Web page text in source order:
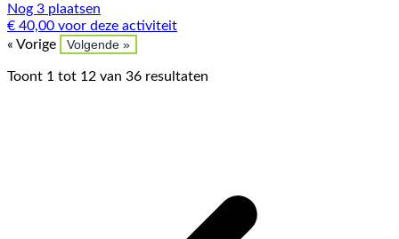
Nog 3 plaatsen
€ 40,00 voor deze activiteit
« Vorige
Volgende »
Toont 1 tot 12 van 36 resultaten